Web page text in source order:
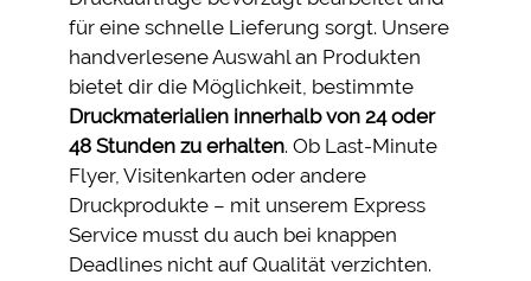
für eine schnelle Lieferung sorgt. Unsere
handverlesene Auswahl an Produkten
bietet dir die Möglichkeit, bestimmte
Druckmaterialien innerhalb von 24 oder
48 Stunden zu erhalten. Ob Last-Minute
Flyer, Visitenkarten oder andere
Druckprodukte – mit unserem Express
Service musst du auch bei knappen
Deadlines nicht auf Qualität verzichten.